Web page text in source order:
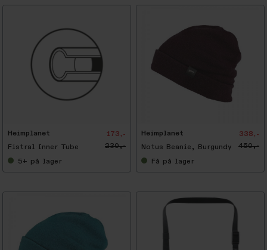
Heimplanet
Fistral Inner Tube
173,-
230,-
5+ på lager
Heimplanet
Notus Beanie, Burgundy
338,-
450,-
Få på lager